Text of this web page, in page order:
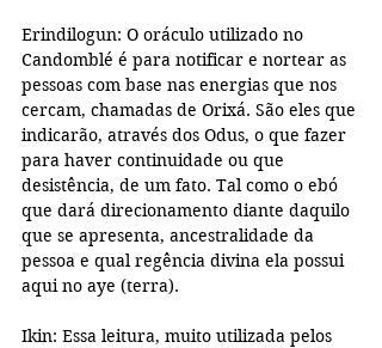
Erindilogun: O oráculo utilizado no
Candomblé é para notificar e nortear as
pessoas com base nas energias que nos
cercam, chamadas de Orixá. São eles que
indicarão, através dos Odus, o que fazer
para haver continuidade ou que
desistência, de um fato. Tal como o ebó
que dará direcionamento diante daquilo
que se apresenta, ancestralidade da
pessoa e qual regência divina ela possui
aqui no aye (terra).
Ikin: Essa leitura, muito utilizada pelos